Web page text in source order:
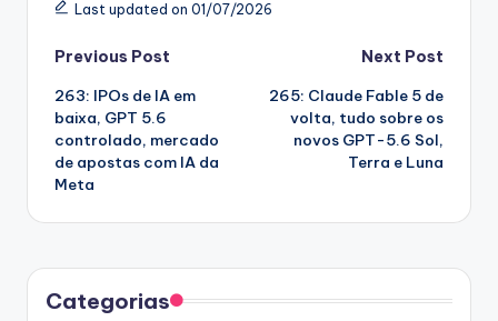
Last updated on 01/07/2026
Post
navigation
Previous Post
263: IPOs de IA em
baixa, GPT 5.6
controlado, mercado
de apostas com IA da
Meta
Next Post
265: Claude Fable 5 de
volta, tudo sobre os
novos GPT-5.6 Sol,
Terra e Luna
Categorias